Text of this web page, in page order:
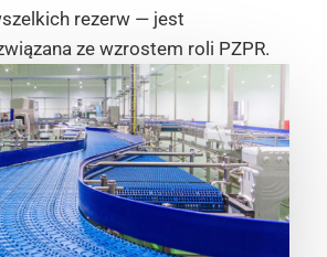
rezerw — jest
ze wzrostem roli PZPR.